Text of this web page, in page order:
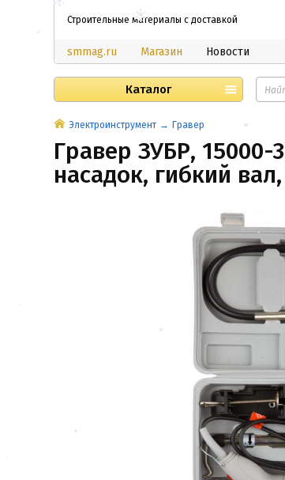
Строительные материалы с доставкой
smmag.ru Магазин Новости
Каталог
Электроинструмент Гравер
Гравер ЗУБР,
насадок, гибкий